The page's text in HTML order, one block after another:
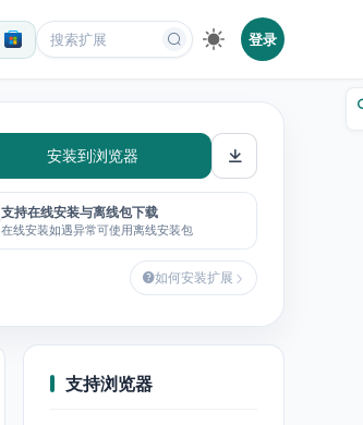
登录
安装到浏览器
支持在线安装与离线包下载
在线安装如遇异常可使用离线安装包
如何安装扩展
支持浏览器